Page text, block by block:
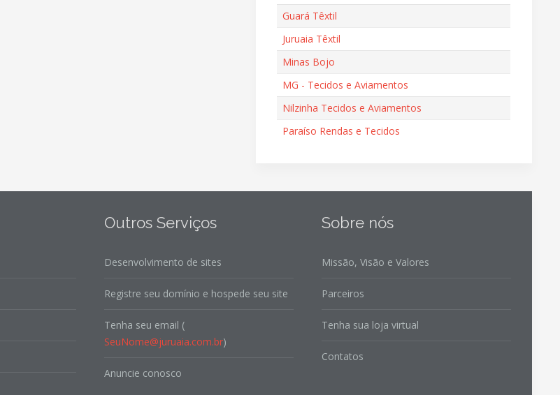
Guará Têxtil
Juruaia Têxtil
Minas Bojo
MG - Tecidos e Aviamentos
Nilzinha Tecidos e Aviamentos
Paraíso Rendas e Tecidos
Outros Serviços
Desenvolvimento de sites
Registre seu domínio e hospede seu site
Tenha seu email (
SeuNome@juruaia.com.br)
Anuncie conosco
Sobre nós
Missão, Visão e Valores
Parceiros
Tenha sua loja virtual
Contatos